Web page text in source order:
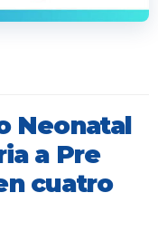
Neonatal
a Pre
cuatro